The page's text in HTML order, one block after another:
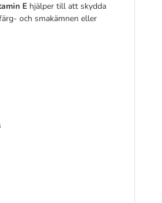
E hjälper till att skydda
och smakämnen eller